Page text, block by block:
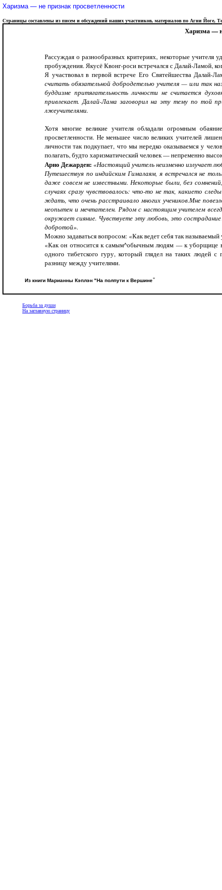
Харизма — не признак просветленности
Страницы составлены из писем и обсуждений наших участников, материалов по Агни Йоге,
Харизма —
Рассуждая о разнообразных критериях, некоторые учителя
пробуждения. Якусё Квонг-роси встречался с Далай-Ламой,
Я участвовал в первой встрече Его Святейшества Далай-
считать обязательной добродетелью учителя — или так
буддизме притягательность личности не считается
привлекает. Далай-Лама заговорил на эту тему по той
лжеучителями.
Хотя многие великие учителя обладали огромным
просветленности. Не меньшее число великих учителей
личности так подкупает, что мы нередко оказываемся у
полагать, будто харизматический человек — непременно
Арно Дежарден: «Настоящий учитель неизменно излучает
Путешествуя по индийским Гималаям, я встречался не
даже совсем не известными. Некоторые были, без
случаях сразу чувствовалось: что-то не так, какието
ждать, что очень расстраивало многих учеников.Мне
неопытен и мечтателен. Рядом с настоящим учителем
окружает сияние. Чувствуете эту любовь, это
добротой».
Можно задаваться вопросом: «Как ведет себя так
«Как он относится к самым^обычным людям — к уборщице
одного тибетского гуру, который глядел на таких
разницу между учителями.
Из книги Марианны Кэплэн "На полпути к Вершине"
Борьба за души
На заглавную страницу